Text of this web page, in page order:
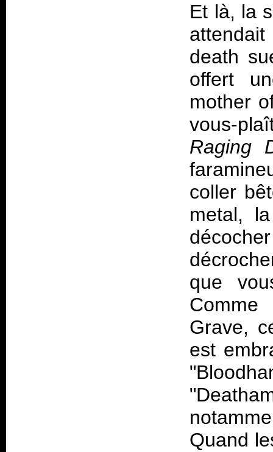
Et là, la
death
offert
mother
vous-
Raging
coller
metal,
que
Comme
Grave,
est
Quand